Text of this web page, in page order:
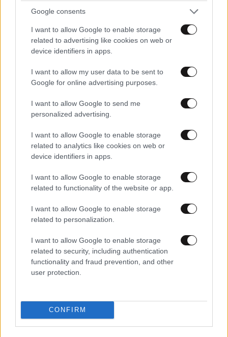
Google consents
I want to allow Google to enable storage
related to advertising like cookies on web or
device identifiers in apps.
I want to allow my user data to be sent to
Google for online advertising purposes.
I want to allow Google to send me
personalized advertising.
I want to allow Google to enable storage
related to analytics like cookies on web or
device identifiers in apps.
I want to allow Google to enable storage
related to functionality of the website or app.
I want to allow Google to enable storage
related to personalization.
I want to allow Google to enable storage
related to security, including authentication
functionality and fraud prevention, and other
user protection.
CONFIRM
μόνοι μας σε αυτή την ακυβέρνητη χώρα...Αυτή η
καθρέφτης της κοινωνίας μας.
Απαντήστε
ΕΔΩ 05·05·2025 10:10
τους δεν έχει αξία;;;
Απαντήστε
@@@ 05·05·2025 08:27
ΑΡΙΣΤΕΡΑΣ ΔΙΑΠΡΑΤΤΟΥΝ ΕΓΚΛΗΜΑΤΑ ΣΕ ΒΑΡΟΣ
ΤΟΥ ΛΑΟΥ ΟΠΩΣ ΚΛΟΠΕΣ-ΛΗΣΤΕΙΕΣ-ΒΙΑΣΜΟΥΣ ΚΑΙ
ΔΟΛΟΦΟΝΙΕΣ ΔΙΑΧΡΟΝΙΚΑ...